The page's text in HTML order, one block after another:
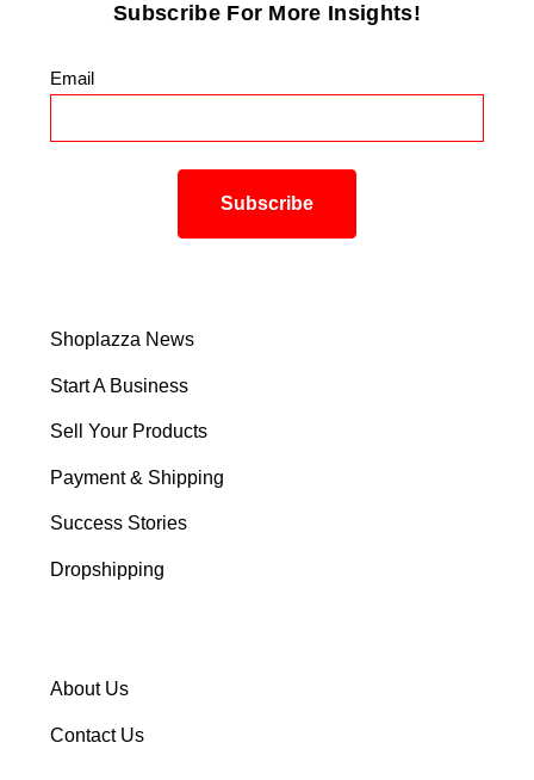
Subscribe For More Insights!
Email
Shoplazza News
Start A Business
Sell Your Products
Payment & Shipping
Success Stories
Dropshipping
About Us
Contact Us